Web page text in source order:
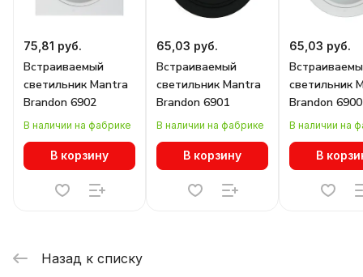
75,81 руб.
Встраиваемый
светильник Mantra
Brandon 6902
В наличии на фабрике
В корзину
65,03 руб.
Встраиваемый
светильник Mantra
Brandon 6901
В наличии на фабрике
В корзину
65,03 руб.
светильник
Brandon 6900
В наличии на
В
Назад к списку